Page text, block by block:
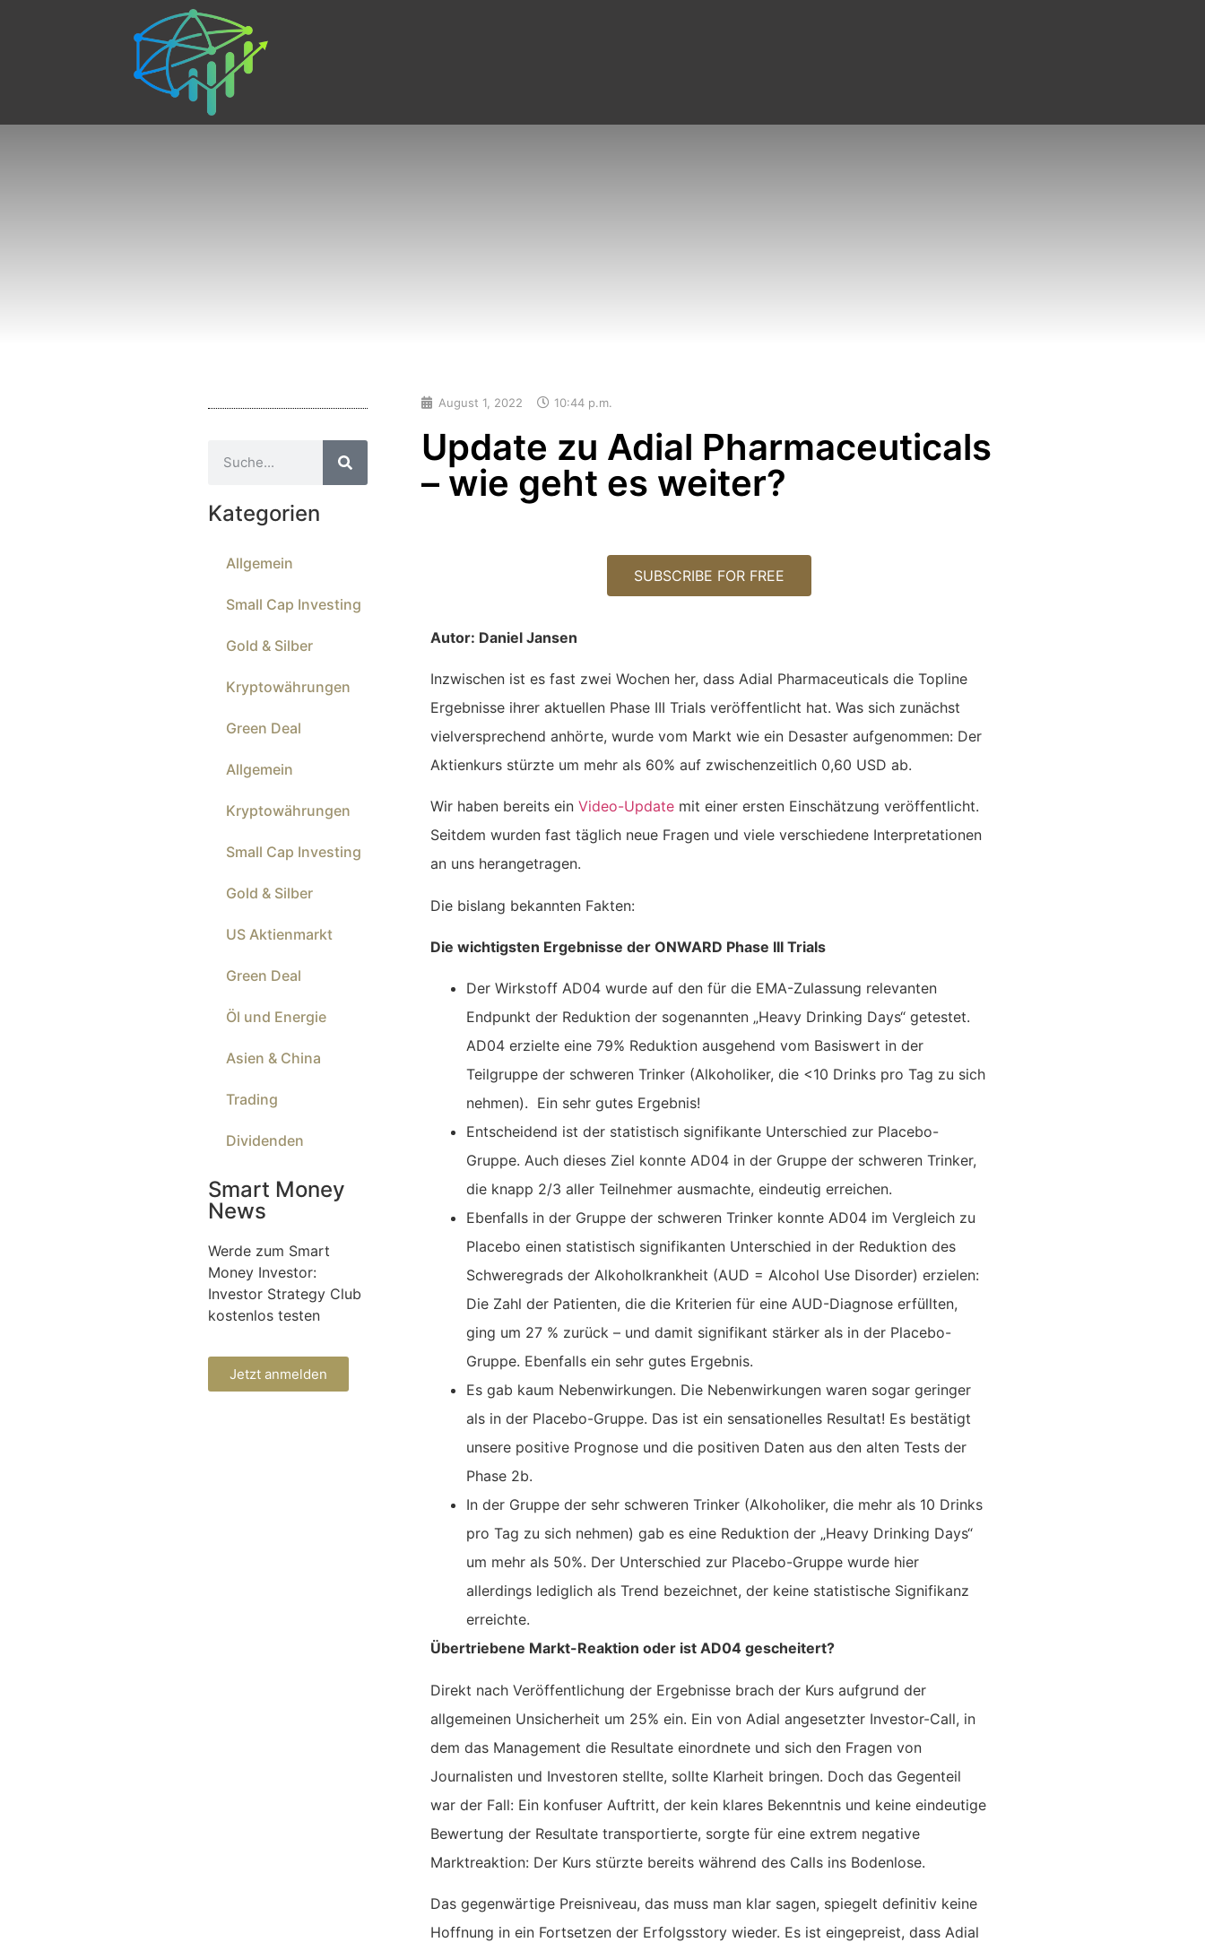
Kategorien
Allgemein
Small Cap Investing
Gold & Silber
Kryptowährungen
Green Deal
Allgemein
Kryptowährungen
Small Cap Investing
Gold & Silber
US Aktienmarkt
Green Deal
Öl und Energie
Asien & China
Trading
Dividenden
Smart Money
News
Werde zum Smart
Money Investor:
Investor Strategy Club
kostenlos testen
Jetzt anmelden
August 1, 2022 10:44 p.m.
Update zu Adial Pharmaceuticals
– wie geht es weiter?
SUBSCRIBE FOR FREE
Autor: Daniel Jansen
Inzwischen ist es fast zwei Wochen her, dass Adial Pharmaceuticals die Topline
Ergebnisse ihrer aktuellen Phase III Trials veröffentlicht hat. Was sich zunächst
vielversprechend anhörte, wurde vom Markt wie ein Desaster aufgenommen: Der
Aktienkurs stürzte um mehr als 60% auf zwischenzeitlich 0,60 USD ab.
Wir haben bereits ein Video-Update mit einer ersten Einschätzung veröffentlicht.
Seitdem wurden fast täglich neue Fragen und viele verschiedene Interpretationen
an uns herangetragen.
Die bislang bekannten Fakten:
Die wichtigsten Ergebnisse der ONWARD Phase III Trials
Der Wirkstoff AD04 wurde auf den für die EMA-Zulassung relevanten
Endpunkt der Reduktion der sogenannten „Heavy Drinking Days“ getestet.
AD04 erzielte eine 79% Reduktion ausgehend vom Basiswert in der
Teilgruppe der schweren Trinker (Alkoholiker, die <10 Drinks pro Tag zu sich
nehmen). Ein sehr gutes Ergebnis!
Entscheidend ist der statistisch signifikante Unterschied zur Placebo-
Gruppe. Auch dieses Ziel konnte AD04 in der Gruppe der schweren Trinker,
die knapp 2/3 aller Teilnehmer ausmachte, eindeutig erreichen.
Ebenfalls in der Gruppe der schweren Trinker konnte AD04 im Vergleich zu
Placebo einen statistisch signifikanten Unterschied in der Reduktion des
Schweregrads der Alkoholkrankheit (AUD = Alcohol Use Disorder) erzielen:
Die Zahl der Patienten, die die Kriterien für eine AUD-Diagnose erfüllten,
ging um 27 % zurück – und damit signifikant stärker als in der Placebo-
Gruppe. Ebenfalls ein sehr gutes Ergebnis.
Es gab kaum Nebenwirkungen. Die Nebenwirkungen waren sogar geringer
als in der Placebo-Gruppe. Das ist ein sensationelles Resultat! Es bestätigt
unsere positive Prognose und die positiven Daten aus den alten Tests der
Phase 2b.
In der Gruppe der sehr schweren Trinker (Alkoholiker, die mehr als 10 Drinks
pro Tag zu sich nehmen) gab es eine Reduktion der „Heavy Drinking Days“
um mehr als 50%. Der Unterschied zur Placebo-Gruppe wurde hier
allerdings lediglich als Trend bezeichnet, der keine statistische Signifikanz
erreichte.
Übertriebene Markt-Reaktion oder ist AD04 gescheitert?
Direkt nach Veröffentlichung der Ergebnisse brach der Kurs aufgrund der
allgemeinen Unsicherheit um 25% ein. Ein von Adial angesetzter Investor-Call, in
dem das Management die Resultate einordnete und sich den Fragen von
Journalisten und Investoren stellte, sollte Klarheit bringen. Doch das Gegenteil
war der Fall: Ein konfuser Auftritt, der kein klares Bekenntnis und keine eindeutige
Bewertung der Resultate transportierte, sorgte für eine extrem negative
Marktreaktion: Der Kurs stürzte bereits während des Calls ins Bodenlose.
Das gegenwärtige Preisniveau, das muss man klar sagen, spiegelt definitiv keine
Hoffnung in ein Fortsetzen der Erfolgsstory wieder. Es ist eingepreist, dass Adial